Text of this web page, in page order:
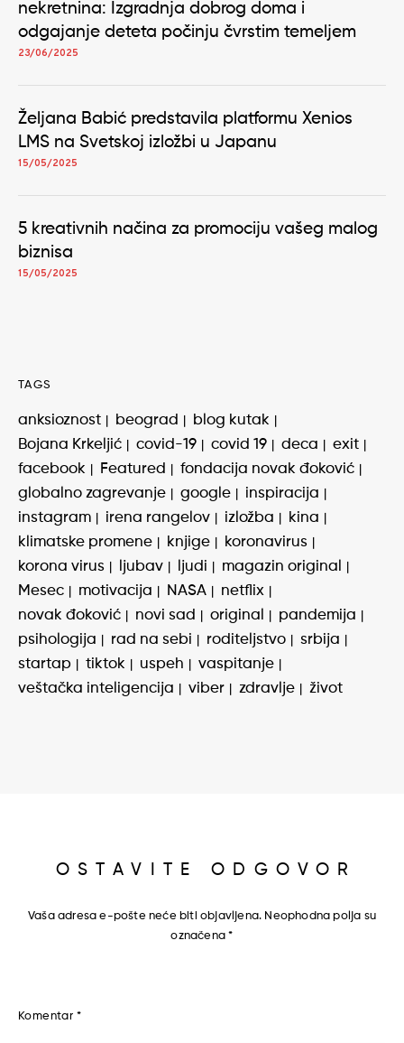
nekretnina: Izgradnja dobrog doma i
odgajanje deteta počinju čvrstim temeljem
23/06/2025
Željana Babić predstavila platformu Xenios
LMS na Svetskoj izložbi u Japanu
15/05/2025
5 kreativnih načina za promociju vašeg malog
biznisa
15/05/2025
TAGS
anksioznost beograd
blog kutak
Bojana Krkeljić
covid-19 covid 19 deca
exit
facebook
Featured
fondacija novak đoković
globalno zagrevanje
google
inspiracija
instagram
irena rangelov izložba
kina
klimatske promene
knjige
koronavirus
korona virus
ljubav ljudi
magazin original
Mesec
motivacija NASA
netflix
novak đoković
novi sad original
pandemija
psihologija
rad na sebi roditeljstvo
srbija
startap
tiktok uspeh
vaspitanje
veštačka inteligencija
viber zdravlje život
OSTAVITE ODGOVOR
Vaša adresa e-pošte neće biti objavljena. Neophodna polja su
označena*
Komentar *